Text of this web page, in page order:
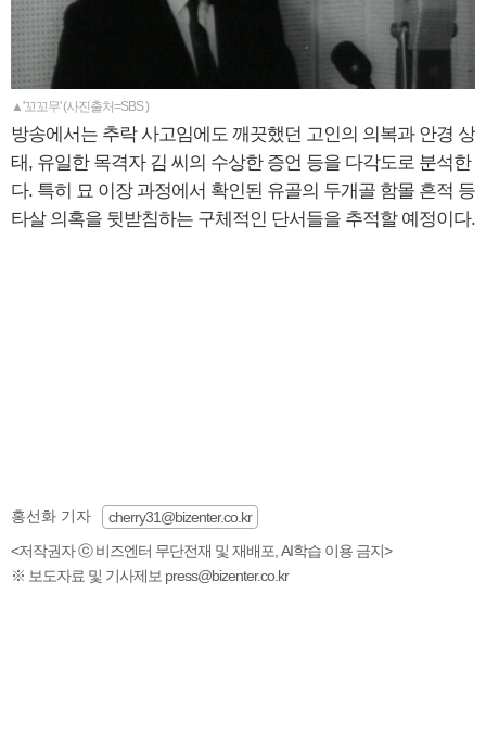
▲'꼬꼬무' (사진출처=SBS )
방송에서는 추락 사고임에도 깨끗했던 고인의 의복과 안경 상
태, 유일한 목격자 김 씨의 수상한 증언 등을 다각도로 분석한
다. 특히 묘 이장 과정에서 확인된 유골의 두개골 함몰 흔적 등
타살 의혹을 뒷받침하는 구체적인 단서들을 추적할 예정이다.
홍선화 기자
cherry31@bizenter.co.kr
<저작권자 ⓒ 비즈엔터 무단전재 및 재배포, AI학습 이용 금지>
※ 보도자료 및 기사제보 press@bizenter.co.kr